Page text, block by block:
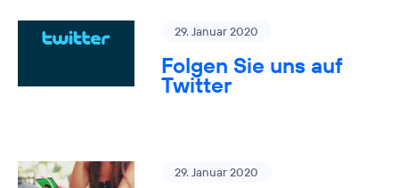
29. Januar 2020
Folgen Sie uns auf
Twitter
29. Januar 2020